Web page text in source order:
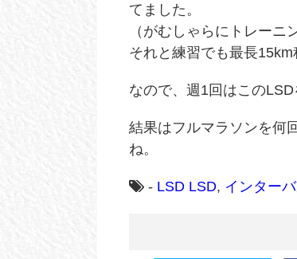
てました。
（がむしゃらにトレーニ
それと練習でも最長
なので、週1回はこの
結果はフルマラソンを何
ね。
- LSD LSD, インター